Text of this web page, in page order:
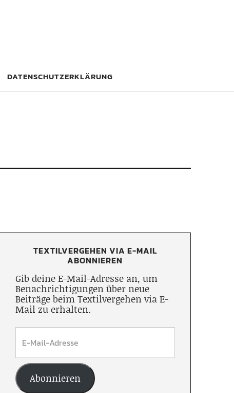
DATENSCHUTZERKLÄRUNG
TEXTILVERGEHEN VIA E-MAIL
ABONNIEREN
Gib deine E-Mail-Adresse an, um
Benachrichtigungen über neue
Beiträge beim Textilvergehen via E-
Mail zu erhalten.
Abonnieren